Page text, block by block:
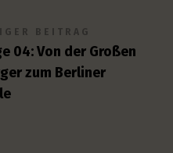
BEITRAG
04: Von der Großen
zum Berliner